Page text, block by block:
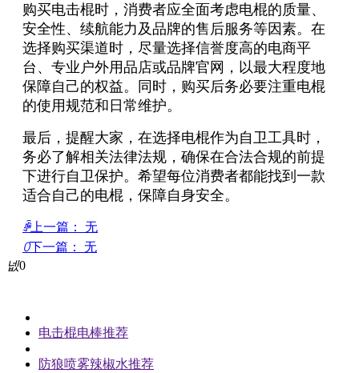
购买电击棍时，消费者应全面考虑电棍的质量、
安全性、续航能力及品牌的售后服务等因素。在
选择购买渠道时，尽量选择信誉度高的电商平
台、专业户外用品店或品牌官网，以最大程度地
保障自己的权益。同时，购买后务必要注重电棍
的使用规范和日常维护。
最后，提醒大家，在选择电棍作为自卫工具时，
务必了解相关法律法规，确保在合法合规的前提
下进行自卫保护。希望每位消费者都能找到一款
适合自己的电棍，保障自身安全。
ꄴ上一篇：
无
ꄲ下一篇：
无
넶0
电击棍电棒推荐
防狼喷雾辣椒水推荐